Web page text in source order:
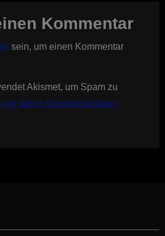
Kommentar
sein, um einen Kommentar
Akismet, um Spam zu
wie deine Kommentardaten